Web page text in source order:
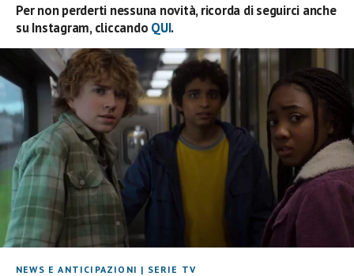
Per non perderti nessuna novità, ricorda di seguirci anche
su Instagram, cliccando QUI.
NEWS E ANTICIPAZIONI | SERIE TV